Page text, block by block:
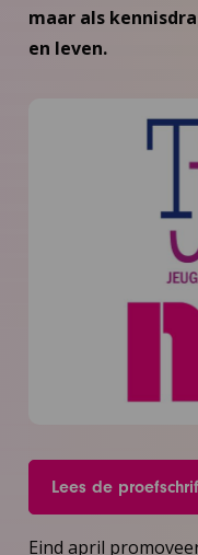
maar als
en leven.
Lees de
Eind april